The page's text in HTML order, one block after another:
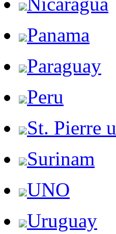
Panama
Paraguay
Peru
St. Pierre
Surinam
UNO
Uruguay